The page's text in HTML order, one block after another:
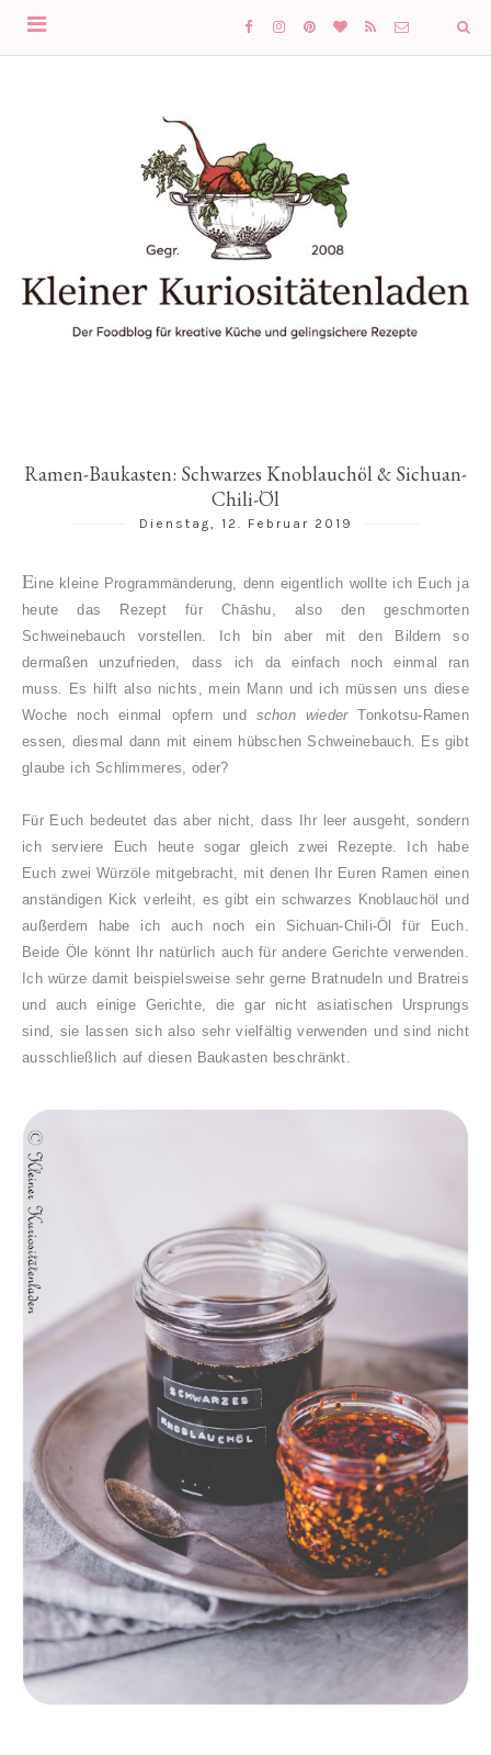
Ramen-Baukasten: Schwarzes Knoblauchöl & Sichuan-
Chili-Öl
Dienstag, 12. Februar 2019
Eine kleine Programmänderung, denn eigentlich wollte ich Euch ja
heute das Rezept für Chāshu, also den geschmorten
Schweinebauch vorstellen. Ich bin aber mit den Bildern so
dermaßen unzufrieden, dass ich da einfach noch einmal ran
muss. Es hilft also nichts, mein Mann und ich müssen uns diese
Woche noch einmal opfern und schon wiederTonkotsu-Ramen
essen, diesmal dann mit einem hübschen Schweinebauch. Es gibt
glaube ich Schlimmeres, oder?
Für Euch bedeutet das aber nicht, dass Ihr leer ausgeht, sondern
ich serviere Euch heute sogar gleich zwei Rezepte. Ich habe
Euch zwei Würzöle mitgebracht, mit denen Ihr Euren Ramen einen
anständigen Kick verleiht, es gibt ein schwarzes Knoblauchöl und
außerdem habe ich auch noch ein Sichuan-Chili-Öl für Euch.
Beide Öle könnt Ihr natürlich auch für andere Gerichte verwenden.
Ich würze damit beispielsweise sehr gerne Bratnudeln und Bratreis
und auch einige Gerichte, die gar nicht asiatischen Ursprungs
sind, sie lassen sich also sehr vielfältig verwenden und sind nicht
ausschließlich auf diesen Baukasten beschränkt.